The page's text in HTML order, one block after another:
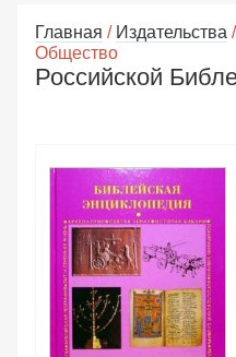
Главная / Издательства
Общество
Российской